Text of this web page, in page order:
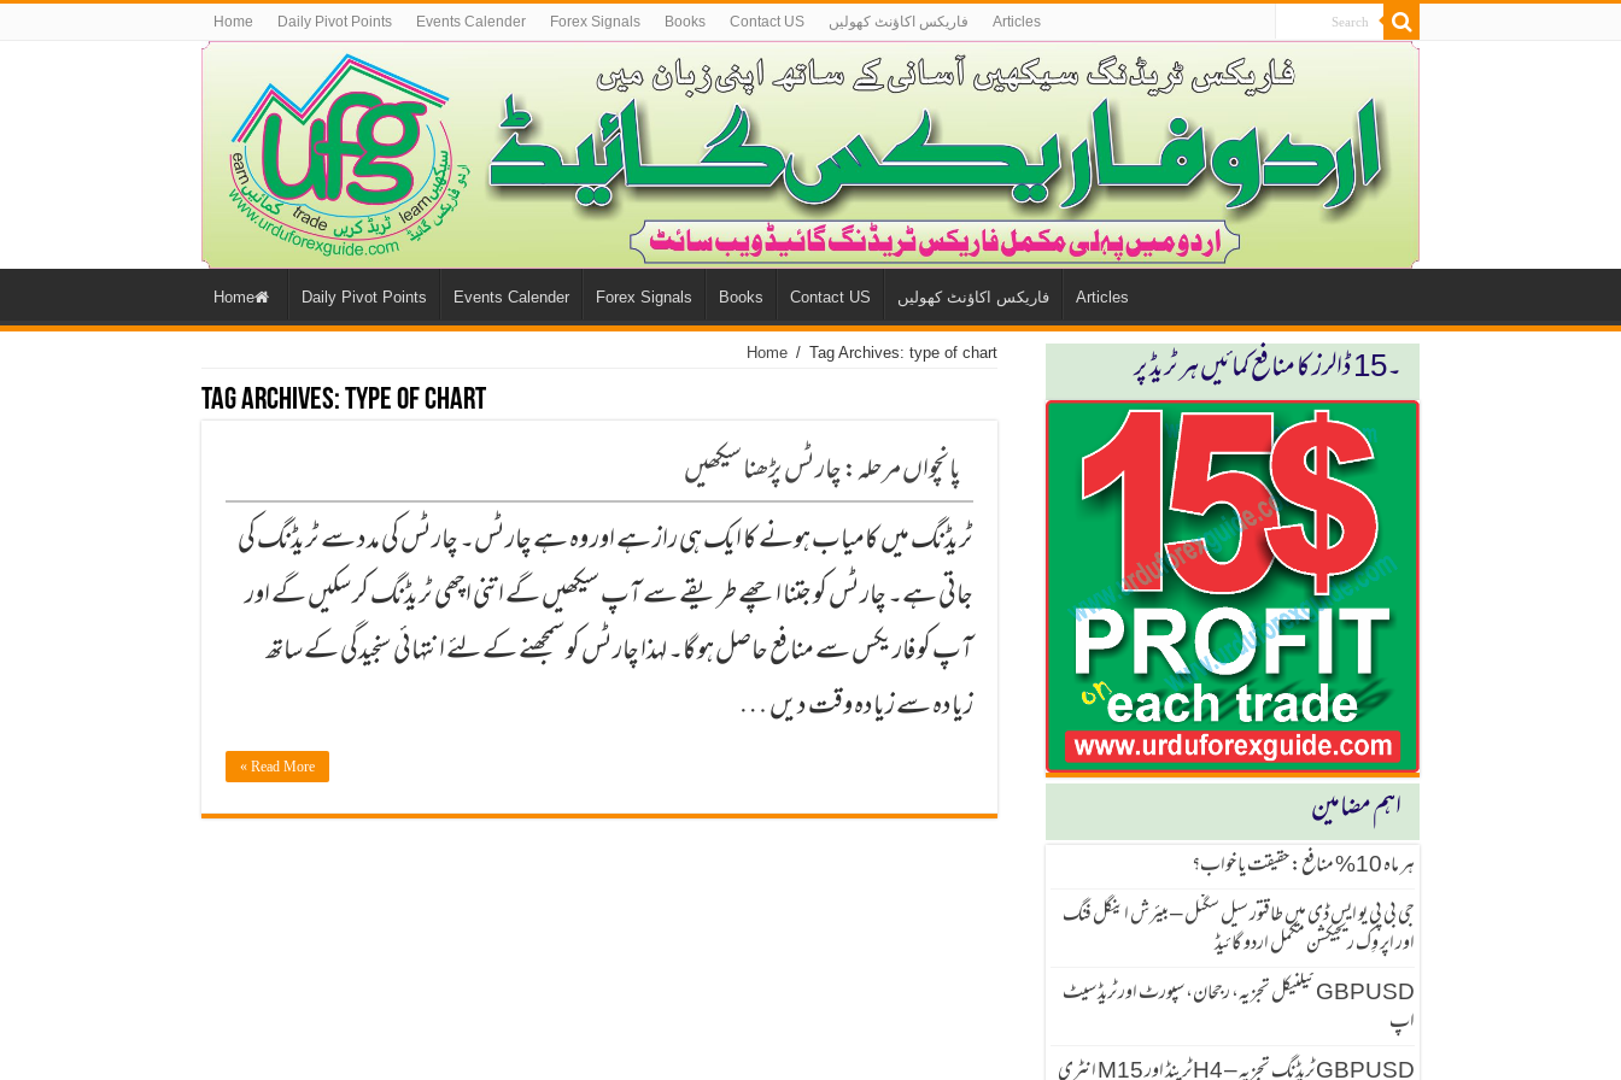
Home Daily Pivot Points Events Calender Forex Signals Books Contact US فاريكس اكاؤنٹ كھوليں Articles
Home Daily Pivot Points Events Calender Forex Signals Books Contact US فاريكس اكاؤنٹ كھوليں Articles
Home / Tag Archives: type of chart
Tag Archives:type of chart
پانچواں مرحلہ: چارٹس پڑھنا سیکھیں
ٹریڈنگ میں كامیاب ہونے كا ایك ہی راز ہے اور وہ ہے چارٹس۔ چارٹس كی مدد سے ٹریڈنگ كی
جاتی ہے۔ چارٹس كو جتنا اچھے طریقے سے آپ سیكھیں گے اتنی اچھی ٹریڈنگ كر سكیں گے اور
آپ كو فاریكس سے منافع حاصل ہو گا۔ لہذا چارٹس كو سمجھنے كے لئے انتہائی سنجیدگی كے ساتھ
زیادہ سے زیادہ وقت دیں …
Read More »
۔15 ڈالرز كا منافع كمائیں ہر ٹریڈ پر
اہم مضامین
ہر ماہ 10% منافع: حقیقت یا خواب؟
جی بی پی یو ایس ڈی میں طاقتور سیل سگنل – بیئرش اینگل فنگ
اور اپر وِک ریجیکشن مکمل اردو گائیڈ
GBPUSD ٹیکنیکل تجزیہ، رجحان، سپورٹ اور ٹریڈ سیٹ
اپ